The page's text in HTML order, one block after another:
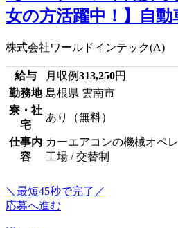
女の方活躍中！】自動
株式会社ワールドインテック(A)
給与 月収例313,250円
勤務地 島根県 雲南市
寮・社
宅
あり（無料）
仕事内
容
カーエアコンの機械オペ
工場 / 交替制
＼最短45秒で完了／
応募へ進む